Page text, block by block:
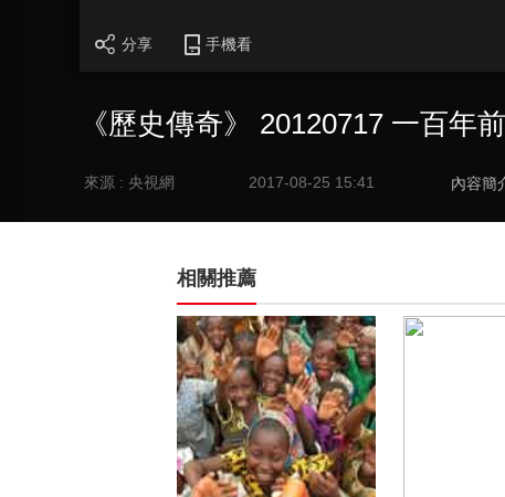
分享 手機看
《歷史傳奇》 20120717 一百年
來源 : 央視網 2017-08-25 15:41 內容簡
相關推薦